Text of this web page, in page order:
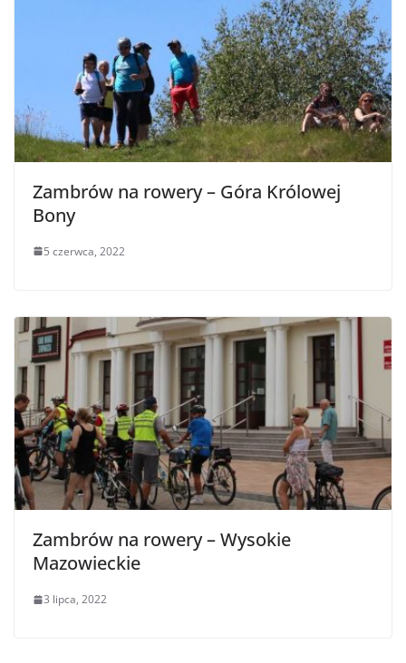
Zambrów na rowery – Góra Królowej
Bony
5 czerwca, 2022
Zambrów na rowery – Wysokie
Mazowieckie
3 lipca, 2022